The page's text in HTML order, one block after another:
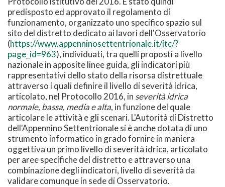
predisposto ed approvato il regolamento di
funzionamento, organizzato uno specifico spazio sul
sito del distretto dedicato ai lavori dell'Osservatorio
(https://www.appenninosettentrionale.it/itc/?
page_id=963), individuati, tra quelli proposti a livello
nazionale in apposite linee guida, gli indicatori più
rappresentativi dello stato della risorsa distrettuale
attraverso i quali definire il livello di severità idrica,
articolato, nel Protocollo 2016, in severità idrica
normale, bassa, media e alta, in funzione del quale
articolare le attività e gli scenari. L'Autorità di Distretto
dell'Appennino Settentrionale si è anche dotata di uno
strumento informatico in grado fornire in maniera
oggettiva un primo livello di severità idrica, articolato
per aree specifiche del distretto e attraverso una
combinazione degli indicatori, livello di severità da
validare comunque in sede di Osservatorio.